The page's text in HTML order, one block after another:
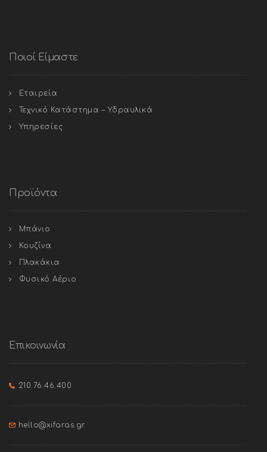
Ποιοί Είμαστε
Εταιρεία
Τεχνικό Κατάστημα – Υδραυλικά
Υπηρεσίες
Προϊόντα
Μπάνιο
Κουζίνα
Πλακάκια
Φυσικό Αέριο
Επικοινωνία
210.76.46.400
hello@xifaras.gr